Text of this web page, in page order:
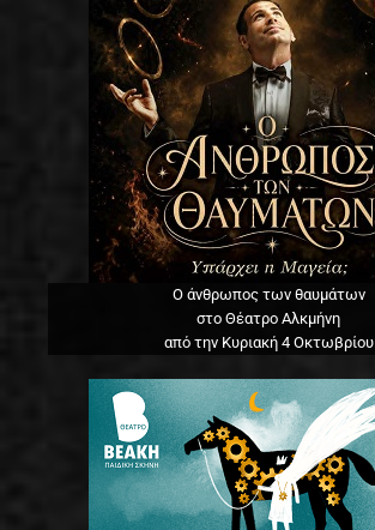
Ο άνθρωπος των θαυμάτων
στο Θέατρο Αλκμήνη
από την Κυριακή 4 Οκτωβρίου